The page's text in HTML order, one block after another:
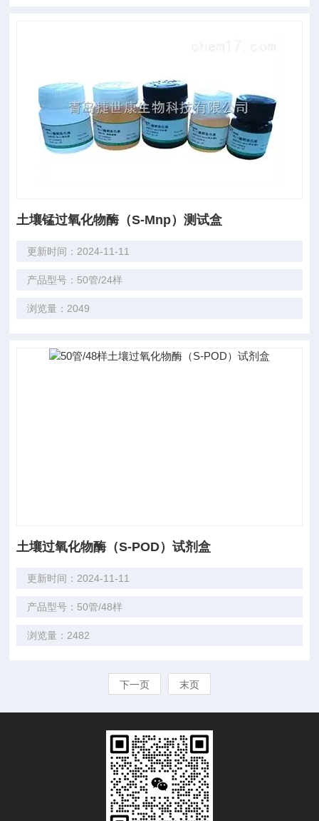
土壤锰过氧化物酶（S-Mnp）测试盒
更新时间：2024-11-11
产品型号：50管/24样
浏览量：2049
土壤过氧化物酶（S-POD）试剂盒
更新时间：2024-11-11
产品型号：50管/48样
浏览量：2482
下一页 末页